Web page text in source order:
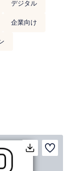
デジタル
企業向け